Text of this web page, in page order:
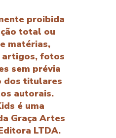
proibida
total ou
matérias,
artigos, fotos
sem prévia
dos titulares
autorais.
é uma
Graça Artes
LTDA.